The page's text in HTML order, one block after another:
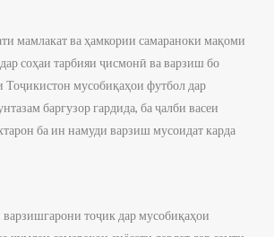
мамлакат ва ҳамкории самараноки мақоми
соҳаи тарбияи ҷисмонӣ ва варзиш бо
Тоҷикистон мусобиқаҳои футбол дар
баргузор гардида, ба ҷалби васеи
ба ин намуди варзиш мусоидат карда
варзишгарони тоҷик дар мусобиқаҳои